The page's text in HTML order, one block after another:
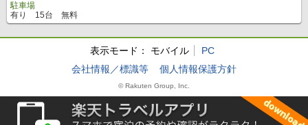
駐車場
有り 15台 無料
表示モード： モバイル
PC
会社情報／標識等
個人情報保護方針
© Rakuten Group, Inc.